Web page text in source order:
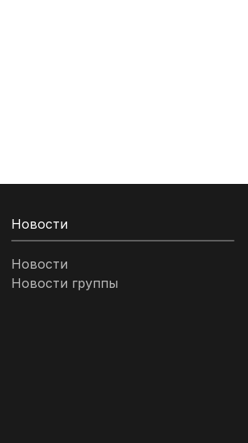
Новости
Новости
Новости группы